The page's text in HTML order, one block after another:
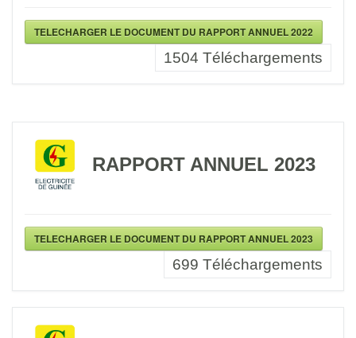
TELECHARGER LE DOCUMENT DU RAPPORT ANNUEL 2022
1504 Téléchargements
RAPPORT ANNUEL 2023
TELECHARGER LE DOCUMENT DU RAPPORT ANNUEL 2023
699 Téléchargements